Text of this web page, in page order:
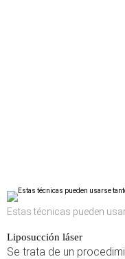
Estas técnicas pueden
Liposucción láser
Se trata de un